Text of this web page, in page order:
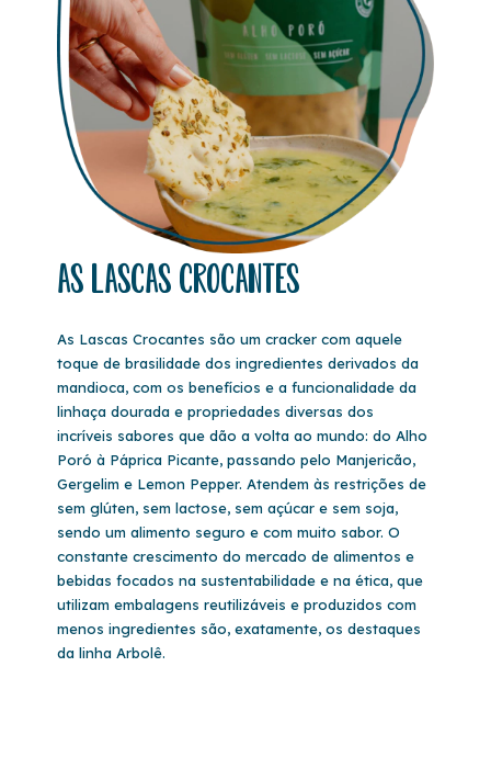
As lascas crocantes
As Lascas Crocantes são um cracker com aquele
toque de brasilidade dos ingredientes derivados da
mandioca, com os benefícios e a funcionalidade da
linhaça dourada e propriedades diversas dos
incríveis sabores que dão a volta ao mundo: do Alho
Poró à Páprica Picante, passando pelo Manjericão,
Gergelim e Lemon Pepper. Atendem às restrições de
sem glúten, sem lactose, sem açúcar e sem soja,
sendo um alimento seguro e com muito sabor. O
constante crescimento do mercado de alimentos e
bebidas focados na sustentabilidade e na ética, que
utilizam embalagens reutilizáveis e produzidos com
menos ingredientes são, exatamente, os destaques
da linha Arbolê.